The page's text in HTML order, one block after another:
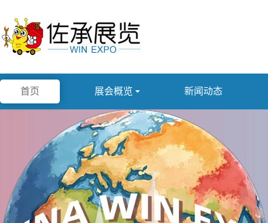
首页 展会概览  新闻动态